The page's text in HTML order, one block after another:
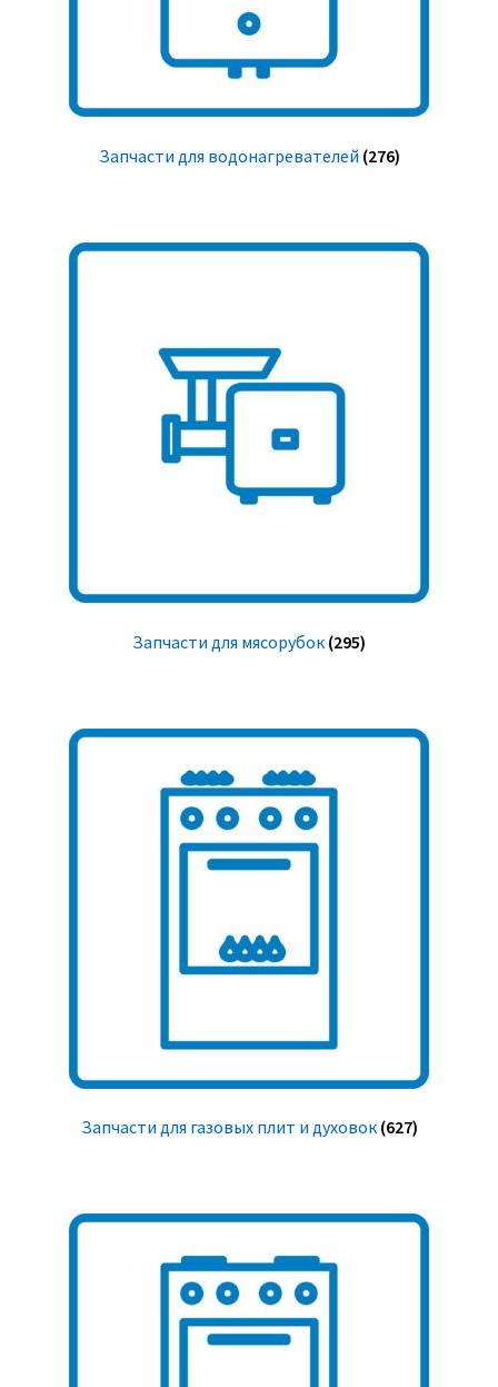
Запчасти для водонагревателей (276)
Запчасти для мясорубок (295)
Запчасти для газовых плит и духовок (627)